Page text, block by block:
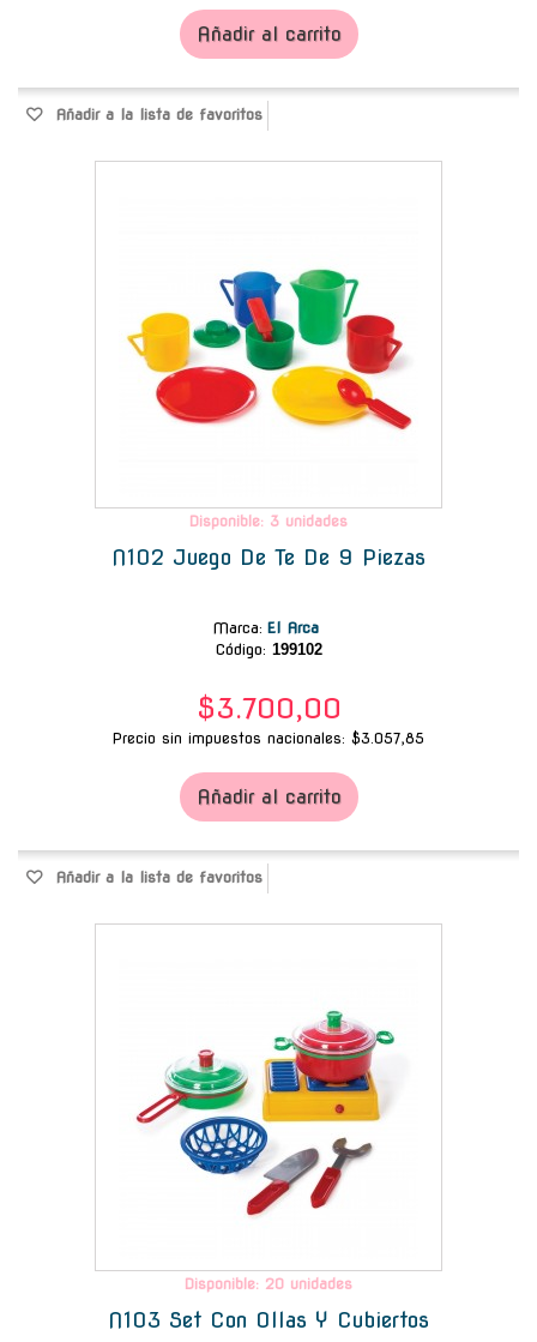
Añadir al carrito
Añadir a la lista de favoritos
Disponible: 3 unidades
N102 Juego De Te De 9 Piezas
Marca: El Arca
Código: 199102
$3.700,00
Precio sin impuestos nacionales: $3.057,85
Añadir al carrito
Añadir a la lista de favoritos
Disponible: 20 unidades
N103 Set Con Ollas Y Cubiertos